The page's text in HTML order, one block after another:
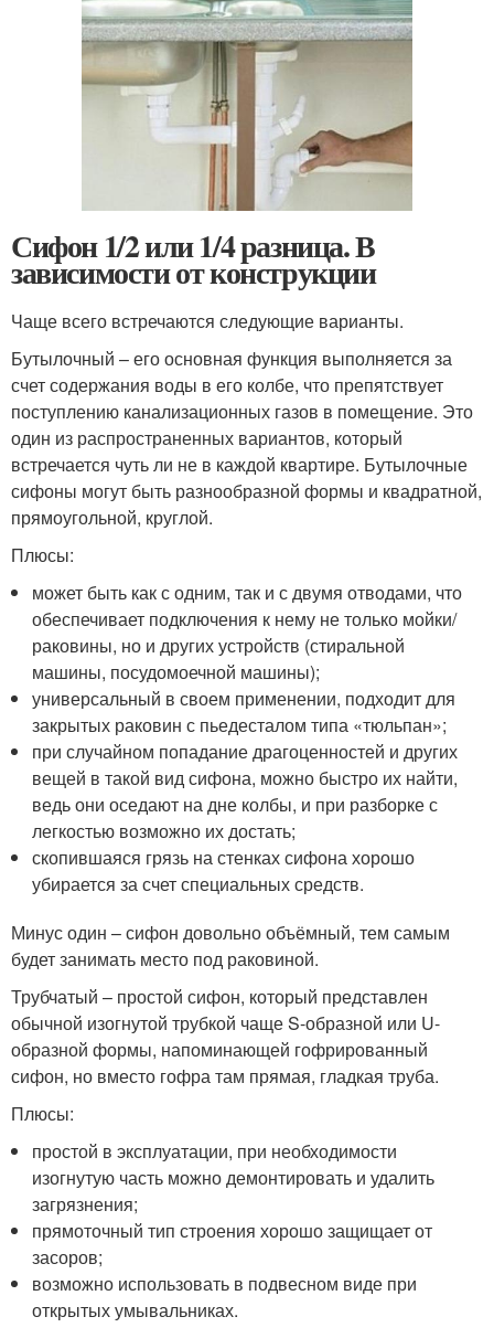
Сифон 1/2 или 1/4 разница. В
зависимости от конструкции
Чаще всего встречаются следующие варианты.
Бутылочный – его основная функция выполняется за
счет содержания воды в его колбе, что препятствует
поступлению канализационных газов в помещение. Это
один из распространенных вариантов, который
встречается чуть ли не в каждой квартире. Бутылочные
сифоны могут быть разнообразной формы и квадратной,
прямоугольной, круглой.
Плюсы:
может быть как с одним, так и с двумя отводами, что
обеспечивает подключения к нему не только мойки/
раковины, но и других устройств (стиральной
машины, посудомоечной машины);
универсальный в своем применении, подходит для
закрытых раковин с пьедесталом типа «тюльпан»;
при случайном попадание драгоценностей и других
вещей в такой вид сифона, можно быстро их найти,
ведь они оседают на дне колбы, и при разборке с
легкостью возможно их достать;
скопившаяся грязь на стенках сифона хорошо
убирается за счет специальных средств.
Минус один – сифон довольно объёмный, тем самым
будет занимать место под раковиной.
Трубчатый – простой сифон, который представлен
обычной изогнутой трубкой чаще S-образной или U-
образной формы, напоминающей гофрированный
сифон, но вместо гофра там прямая, гладкая труба.
Плюсы:
простой в эксплуатации, при необходимости
изогнутую часть можно демонтировать и удалить
загрязнения;
прямоточный тип строения хорошо защищает от
засоров;
возможно использовать в подвесном виде при
открытых умывальниках.